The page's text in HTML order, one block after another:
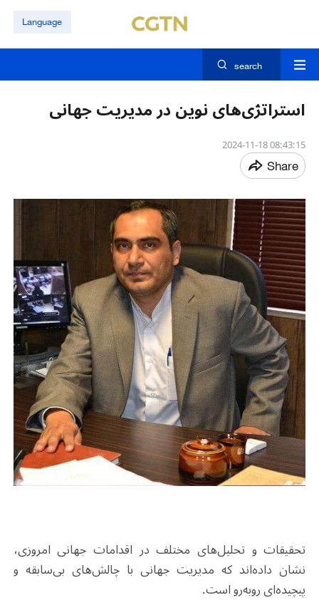
Language
search
استراتژی‌های نوین در مدیریت جهانی
08:43:15 2024-11-18
Share
تحقیقات و تحلیل‌های مختلف در اقدامات جهانی امروزی،
نشان داده‌اند که مدیریت جهانی با چالش‌های بی‌سابقه و
پیچیده‌ای روبه‌رو است.